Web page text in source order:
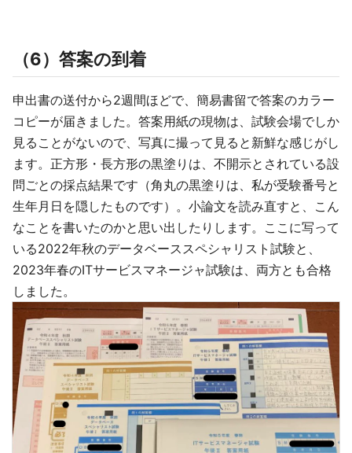
（6）答案の到着
申出書の送付から2週間ほどで、簡易書留で答案のカラー
コピーが届きました。答案用紙の現物は、試験会場でしか
見ることがないので、写真に撮って見ると新鮮な感じがし
ます。正方形・長方形の黒塗りは、不開示とされている設
問ごとの採点結果です（角丸の黒塗りは、私が受験番号と
生年月日を隠したものです）。小論文を読み直すと、こん
なことを書いたのかと思い出したりします。ここに写って
いる2022年秋のデータベーススペシャリスト試験と、
2023年春のITサービスマネージャ試験は、両方とも合格
しました。